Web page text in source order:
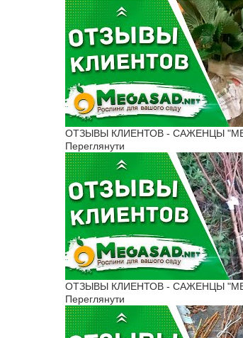
ОТЗЫВЫ КЛИЕНТОВ - САЖЕНЦЫ
Переглянути
ОТЗЫВЫ КЛИЕНТОВ - САЖЕНЦЫ
Переглянути